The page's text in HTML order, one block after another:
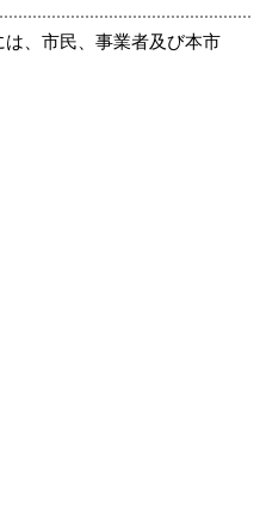
、市民、事業者及び本市